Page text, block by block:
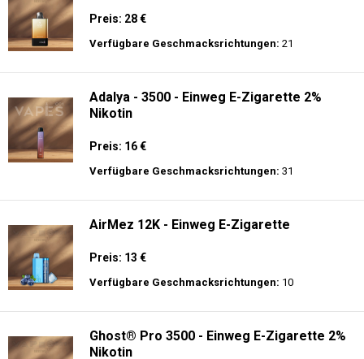
Preis: 28 €
Verfügbare Geschmacksrichtungen: 21
Adalya - 3500 - Einweg E-Zigarette 2%
Nikotin
Preis: 16 €
Verfügbare Geschmacksrichtungen: 31
AirMez 12K - Einweg E-Zigarette
Preis: 13 €
Verfügbare Geschmacksrichtungen: 10
Ghost® Pro 3500 - Einweg E-Zigarette 2%
Nikotin